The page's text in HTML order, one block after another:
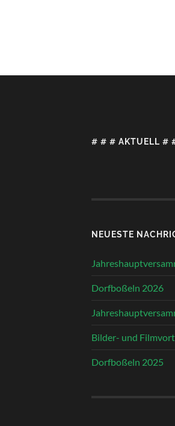
# # # AKTUELL #
NEUESTE
Dorfboßeln 2026
Bilder- und
Dorfboßeln 2025